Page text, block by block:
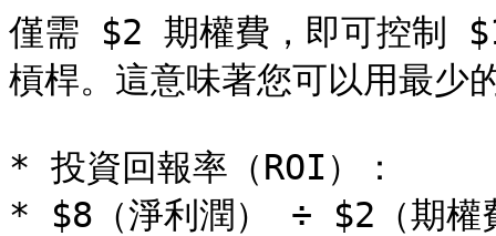
僅需 $2 期權費，即可控制
槓桿。這意味著您可以用最少
* 投資回報率（ROI）：
* $8（淨利潤） ÷ $2（期權